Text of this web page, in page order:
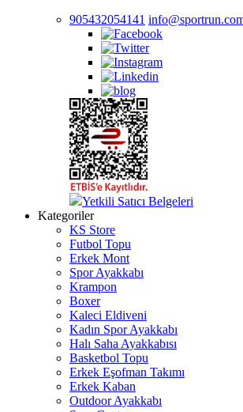
905432054141
Yetkili Satıcı Belgeleri
Kategoriler
KS Store
Futbol Topu
Erkek Mont
Spor Ayakkabı
Krampon
Boxer
Kaleci Eldiveni
Kadın Spor Ayakkabı
Halı Saha Ayakkabısı
Basketbol Topu
Erkek Eşofman Takımı
Erkek Kaban
Outdoor Ayakkabı